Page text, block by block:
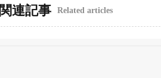
関連記事 Related articles